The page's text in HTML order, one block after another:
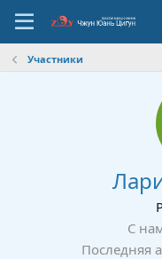
Участники
С
Последняя